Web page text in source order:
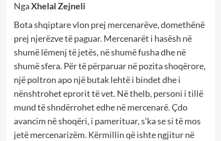
NgaXhelal Zejneli
Bota shqiptare vlon prej mercenarëve, domethënë
prej njerëzve të paguar. Mercenarët i hasësh në
shumë lëmenj të jetës, në shumë fusha dhe në
shumë sfera. Për të përparuar në pozita shoqërore,
një poltron apo një butak lehtë i bindet dhe i
nënshtrohet eprorit të vet. Në thelb, personi i tillë
mund të shndërrohet edhe në mercenarë. Çdo
avancim në shoqëri, i pamerituar, s’ka se si të mos
jetë mercenarizëm. Kërmillin që ishte ngjitur në